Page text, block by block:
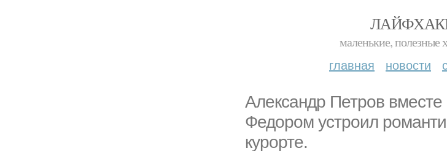
маленькие, полезные
главная новости
Александр Петров
Федором устроил
курорте.